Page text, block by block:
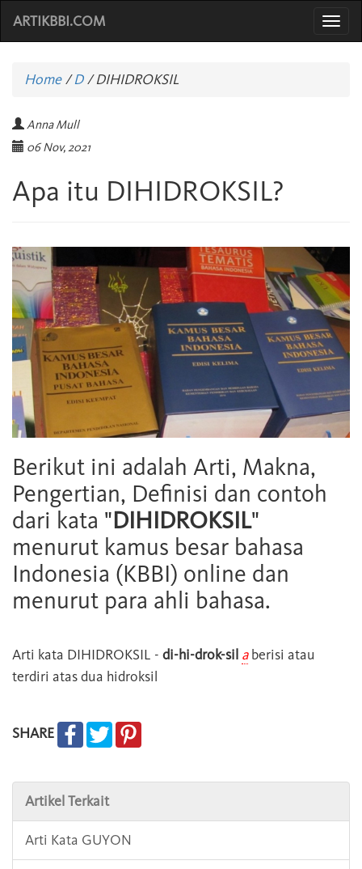
ARTIKBBI.COM
Home/D /DIHIDROKSIL
Anna Mull
06 Nov, 2021
Apa itu DIHIDROKSIL?
Berikut ini adalah Arti, Makna,
Pengertian, Definisi dan contoh
dari kata "DIHIDROKSIL"
menurut kamus besar bahasa
Indonesia (KBBI) online dan
menurut para ahli bahasa.
Arti kata DIHIDROKSIL - di-hi-drok-sil aberisi atau
terdiri atas dua hidroksil
SHARE
Artikel Terkait
Arti Kata GUYON